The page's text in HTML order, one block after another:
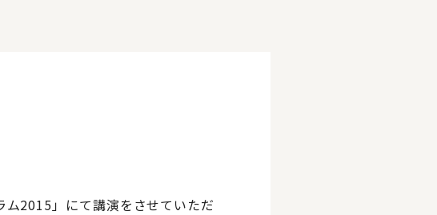
2015」にて講演をさせていただ